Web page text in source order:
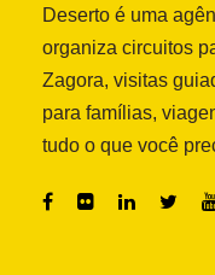
Deserto é uma
organiza circuitos
Zagora, visitas
para famílias,
tudo o que você